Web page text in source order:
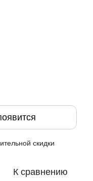
скидки
К сравнению